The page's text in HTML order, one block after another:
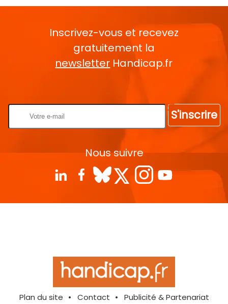
Inscrivez-vous et recevez
gratuitement la
newsletter Handicap.fr
S'inscrire
Nous suivre
Plan du site Contact
Publicité & Partenariat